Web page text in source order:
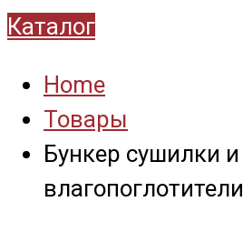
Каталог
Home
Товары
Бункер сушилки и
влагопоглотители